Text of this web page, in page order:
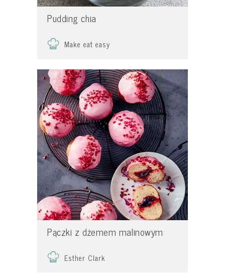
Pudding chia
Make eat easy
Pączki z dżemem malinowym
Esther Clark